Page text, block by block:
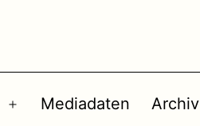
Menü
Mediadaten Archiv